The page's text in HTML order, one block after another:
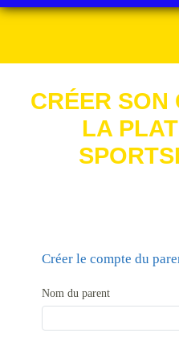
CRÉER SON
LA
Créer le compte du
Nom du parent